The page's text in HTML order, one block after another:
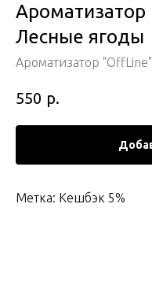
Лесные ягоды
Ароматизатор "OffLine"
550 р.
Метка: Кешбэк 5%